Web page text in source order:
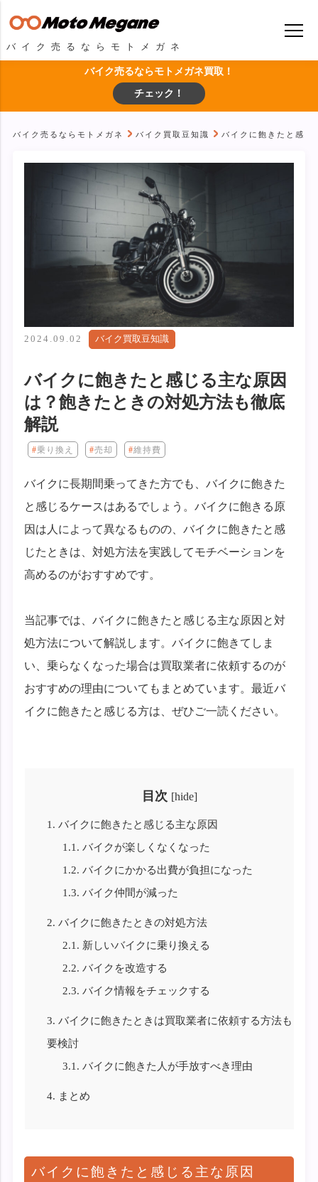
バイク売るならモトメガネ
バイク売るならモトメガネ買取！
チェック！
バイク売るならモトメガネ バイク買取豆知識 バイクに飽きたと感じ
2024.09.02 バイク買取豆知識
バイクに飽きたと感じる主な原因
は？飽きたときの対処方法も徹底
解説
乗り換え 売却 維持費
バイクに長期間乗ってきた方でも、バイクに飽きた
と感じるケースはあるでしょう。バイクに飽きる原
因は人によって異なるものの、バイクに飽きたと感
じたときは、対処方法を実践してモチベーションを
高めるのがおすすめです。
当記事では、バイクに飽きたと感じる主な原因と対
処方法について解説します。バイクに飽きてしま
い、乗らなくなった場合は買取業者に依頼するのが
おすすめの理由についてもまとめています。最近バ
イクに飽きたと感じる方は、ぜひご一読ください。
目次 [hide]
1. バイクに飽きたと感じる主な原因
1.1. バイクが楽しくなくなった
1.2. バイクにかかる出費が負担になった
1.3. バイク仲間が減った
2. バイクに飽きたときの対処方法
2.1. 新しいバイクに乗り換える
2.2. バイクを改造する
2.3. バイク情報をチェックする
3. バイクに飽きたときは買取業者に依頼する方法も
要検討
3.1. バイクに飽きた人が手放すべき理由
4. まとめ
バイクに飽きたと感じる主な原因